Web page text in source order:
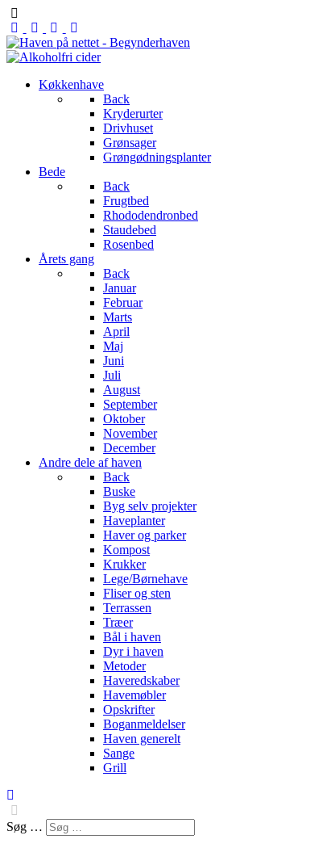
Køkkenhave
Back
Kryderurter
Drivhuset
Grønsager
Grøngødningsplanter
Bede
Back
Frugtbed
Rhododendronbed
Staudebed
Rosenbed
Årets gang
Back
Januar
Februar
Marts
April
Maj
Juni
Juli
August
September
Oktober
November
December
Andre dele af haven
Back
Buske
Byg selv projekter
Haveplanter
Haver og parker
Kompost
Krukker
Lege/Børnehave
Fliser og sten
Terrassen
Træer
Bål i haven
Dyr i haven
Metoder
Haveredskaber
Havemøbler
Opskrifter
Boganmeldelser
Haven generelt
Sange
Grill
Søg …